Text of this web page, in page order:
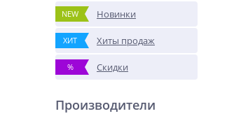
NEW Новинки
ХИТ Хиты продаж
% Скидки
Производители